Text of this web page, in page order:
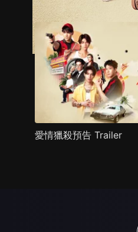
愛情獵殺預告 Trailer